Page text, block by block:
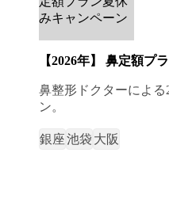
【2026年】 鼻定額プ
鼻整形ドクターによ
ン。
銀座池袋 大阪